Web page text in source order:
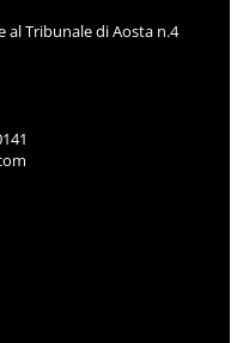
al Tribunale di Aosta n.4